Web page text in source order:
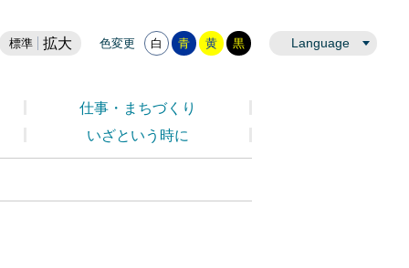
標準 拡大 色変更 白 青 黄 黒 Language
仕事・まちづくり
いざという時に